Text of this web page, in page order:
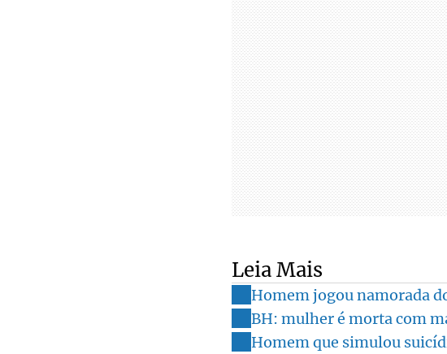
Leia Mais
Homem jogou namorada
BH: mulher é morta com
Homem que simulou